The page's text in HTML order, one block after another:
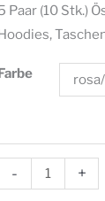
Paar (10 Stk.)
- +